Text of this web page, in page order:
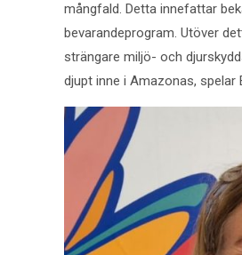
mångfald. Detta innefattar
bevarandeprogram. Utöver
strängare miljö- och
djupt inne i Amazonas,